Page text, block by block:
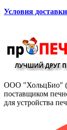
Условия доставки
ООО "ХольцБио"
поставщиком
для устройства